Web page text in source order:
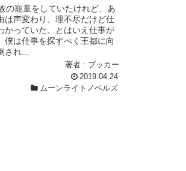
の寵童をしていたけれど、あ
は声変わり。理不尽だけど仕
かっていた。とはいえ仕事が
僕は仕事を探すべく王都に向
れ...
著者 : ブッカー
2019.04.24
ムーンライトノベルズ